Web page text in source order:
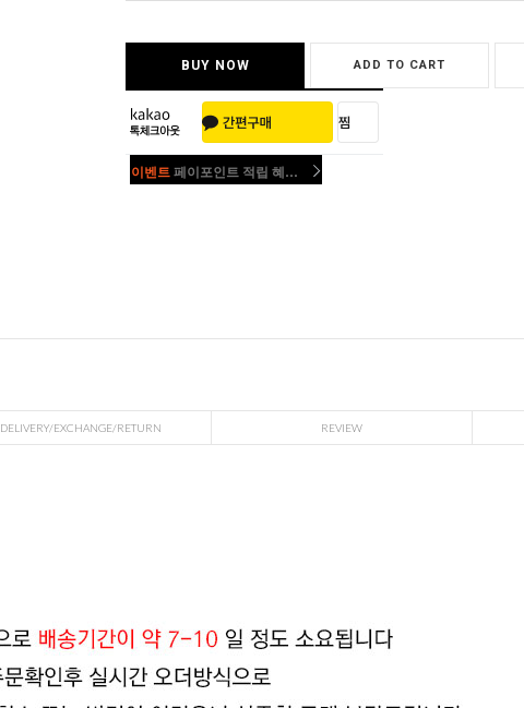
BUY NOW ADD TO CART
이벤트 페이포인트 적립 혜택 2배 UP!
DELIVERY/EXCHANGE/RETURN REVIEW